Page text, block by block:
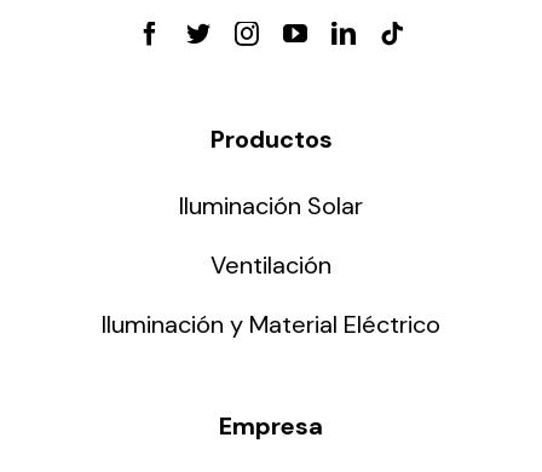
Productos
Iluminación Solar
Ventilación
Iluminación y Material Eléctrico
Empresa